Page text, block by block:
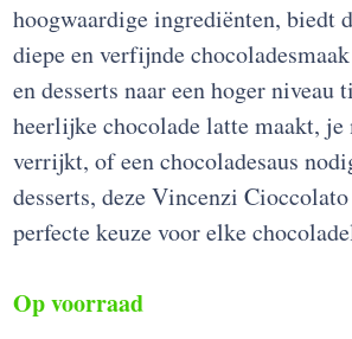
hoogwaardige ingrediënten, biedt
diepe en verfijnde
en desserts naar een hoger niveau
heerlijke chocolade latte maakt,
verrijkt, of een chocoladesaus
desserts, deze Vincenzi
perfecte keuze voor elke
Op voorraad